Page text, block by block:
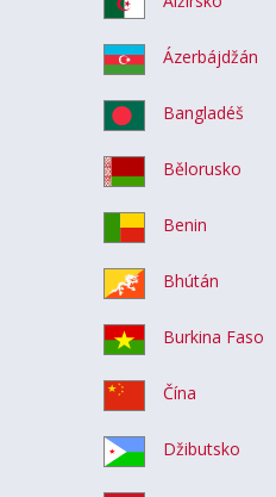
Ázerbájdžán
Bangladéš
Bělorusko
Benin
Bhútán
Burkina Faso
Čína
Džibutsko